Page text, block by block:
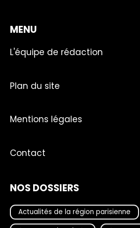
MENU
L'équipe de rédaction
Plan du site
Mentions légales
Contact
NOS DOSSIERS
Actualités de la région parisienne